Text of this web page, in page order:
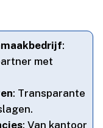
:
met
: Transparante
: Van kantoor